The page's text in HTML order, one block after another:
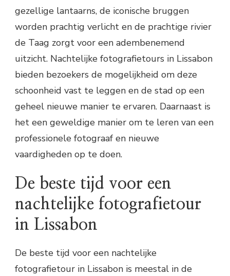
gezellige lantaarns, de iconische bruggen
worden prachtig verlicht en de prachtige rivier
de Taag zorgt voor een adembenemend
uitzicht. Nachtelijke fotografietours in Lissabon
bieden bezoekers de mogelijkheid om deze
schoonheid vast te leggen en de stad op een
geheel nieuwe manier te ervaren. Daarnaast is
het een geweldige manier om te leren van een
professionele fotograaf en nieuwe
vaardigheden op te doen.
De beste tijd voor een
nachtelijke fotografietour
in Lissabon
De beste tijd voor een nachtelijke
fotografietour in Lissabon is meestal in de